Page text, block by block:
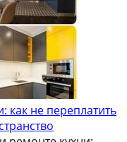
не переплатить